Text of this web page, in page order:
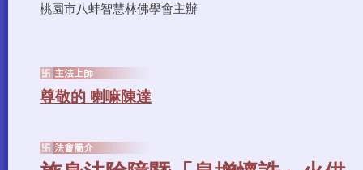
桃園市八蚌智慧林佛學會主辦